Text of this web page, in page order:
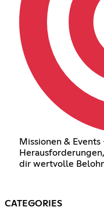
Missionen &
dir wertvolle
CATEGORIES